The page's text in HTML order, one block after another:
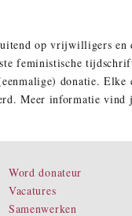
op vrijwilligers en
feministische
donatie. Elke
Meer informatie vind
Word donateur
Vacatures
Samenwerken